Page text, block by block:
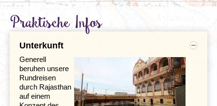
Wie eine Fata Morgana in der Wüste
Tag 6 Bikaner - Jaisalmer
Tag 7 Jaisalmer
Praktische Infos
Unterkunft
Generell
beruhen unsere
Rundreisen
durch Rajasthan
auf einem